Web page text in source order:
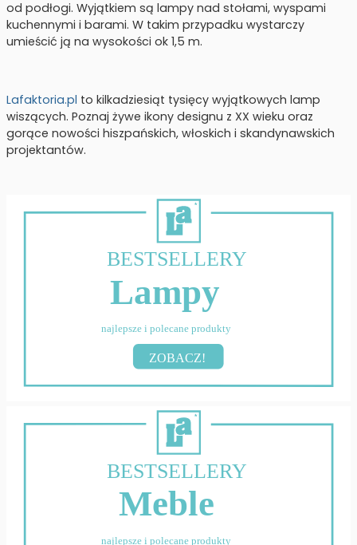
od podłogi. Wyjątkiem są lampy nad stołami, wyspami
kuchennymi i barami. W takim przypadku wystarczy
umieścić ją na wysokości ok 1,5 m.
Lafaktoria.pl to kilkadziesiąt tysięcy wyjątkowych lamp
wiszących. Poznaj żywe ikony designu z XX wieku oraz
gorące nowości hiszpańskich, włoskich i skandynawskich
projektantów.
BESTSELLERY
Lampy
najlepsze i polecane produkty
ZOBACZ!
BESTSELLERY
Meble
najlepsze i polecane produkty